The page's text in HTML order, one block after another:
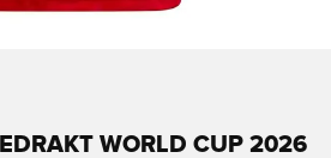
WORLD CUP 2026